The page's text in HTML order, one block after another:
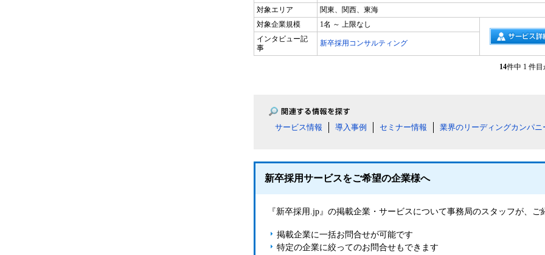
対象エリア
関東、関西、東海
対象企業規模
1名 ～ 上限なし
インタビュー記
事
新卒採用コンサルティング
14件中 1 件
サービス情報 導入事例 セミナー情報 業界のリーディングカンパニ
新卒採用サービスをご希望の企業様へ
『新卒採用.jp』の掲載企業・サービスについて事務局のスタッフが、
掲載企業に一括お問合せが可能です
特定の企業に絞ってのお問合せもできます